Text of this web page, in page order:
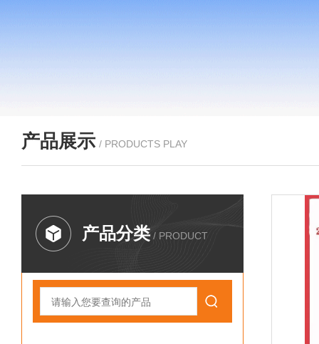
产品展示 / PRODUCTS PLAY
产品分类 / PRODUCT